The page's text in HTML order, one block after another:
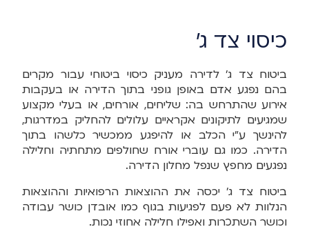
כיסוי צד ג'
ביטוח צד ג' לדירה מעניק כיסוי ביטוחי עבור מקרים
בהם נפגע אדם באופן גופני בתוך הדירה או בעקבות
אירוע שהתרחש בה: שליחים, אורחים, או בעלי מקצוע
שמגיעים לתיקונים אקראיים עלולים להחליק במדרגות,
להינשך ע"י הכלב או להיפגע ממכשיר כלשהו בתוך
הדירה. כמו גם עוברי אורח שחולפים מתחתיה וחלילה
נפגעים מחפץ שנפל מחלון הדירה.
ביטוח צד ג' יכסה את ההוצאות הרפואיות וההוצאות
הנלוות לא פעם לפגיעות בגוף כמו אובדן כושר עבודה
וכושר השתכרות ואפילו חלילה אחוזי נכות.